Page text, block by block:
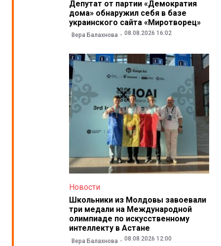
Депутат от партии «Демократия
дома» обнаружил себя в базе
украинского сайта «Миротворец»
Вера Балахнова 08.08.2026 16:02
Новости
Школьники из Молдовы завоевали
три медали на Международной
олимпиаде по искусственному
интеллекту в Астане
Вера Балахнова 08.08.2026 12:00